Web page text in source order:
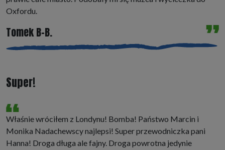
Oxfordu.
Tomek B-B.
Super!
Właśnie wróciłem z Londynu! Bomba! Państwo Marcin i
Monika Nadachewscy najlepsi! Super przewodniczka pani
Hanna! Droga długa ale fajny. Droga powrotna jedynie